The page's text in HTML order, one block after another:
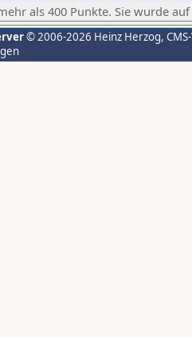
als 400 Punkte. Sie wurde
© 2006-2026 Heinz Herzog,